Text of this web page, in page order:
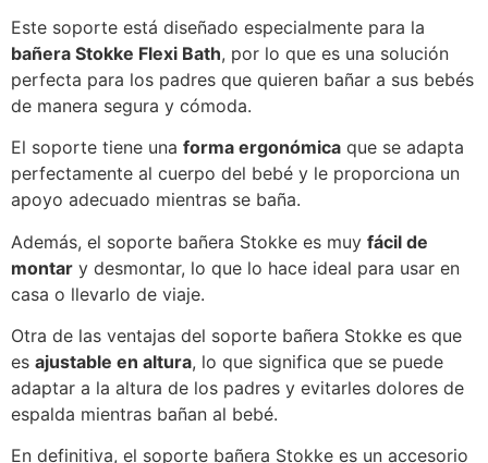
Este soporte está diseñado especialmente para la
bañera Stokke Flexi Bath, por lo que es una solución
perfecta para los padres que quieren bañar a sus bebés
de manera segura y cómoda.
El soporte tiene una forma ergonómica que se adapta
perfectamente al cuerpo del bebé y le proporciona un
apoyo adecuado mientras se baña.
Además, el soporte bañera Stokke es muy fácil de
montar y desmontar, lo que lo hace ideal para usar en
casa o llevarlo de viaje.
Otra de las ventajas del soporte bañera Stokke es que
es ajustable en altura, lo que significa que se puede
adaptar a la altura de los padres y evitarles dolores de
espalda mientras bañan al bebé.
En definitiva, el soporte bañera Stokke es un accesorio